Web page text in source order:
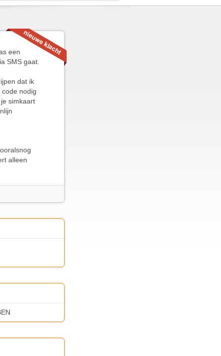
een
SMS gaat.
dat ik
nodig
simkaart
alleen